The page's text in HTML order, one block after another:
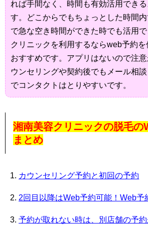
れば手間なく、時間も有効活用でき
す。どこからでもちょっとした時間
で急な空き時間ができた時でも活用
クリニックを利用するならweb予約
おすすめです。アプリはないので注
ウンセリングや契約後でもメール相
でコンタクトはとりやすいです。
湘南美容クリニックの脱毛の
まとめ
カウンセリング予約と初回の予約
2回目以降はWeb予約可能！Web予
予約が取れない時は、別店舗の予約